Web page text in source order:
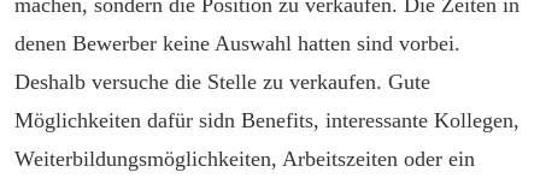
machen, sondern die Position zu verkaufen. Die Zeiten in
denen Bewerber keine Auswahl hatten sind vorbei.
Deshalb versuche die Stelle zu verkaufen. Gute
Möglichkeiten dafür sidn Benefits, interessante Kollegen,
Weiterbildungsmöglichkeiten, Arbeitszeiten oder ein